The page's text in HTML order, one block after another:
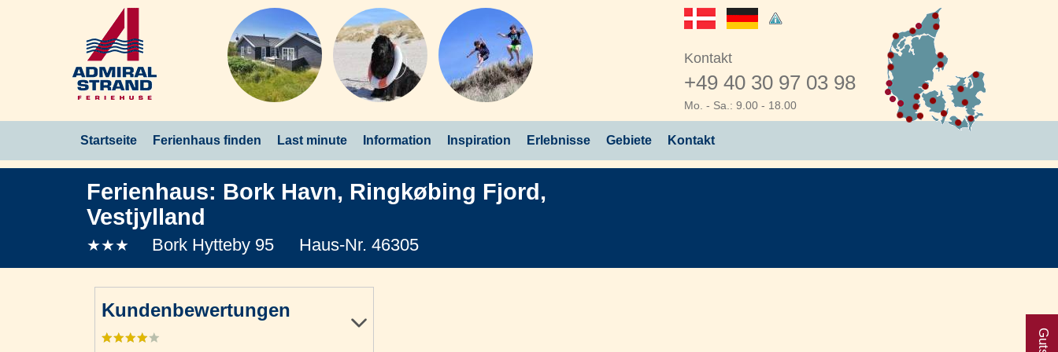
Kontakt
+49 40 30 97 03 98
Mo. - Sa.: 9.00 - 18.00
Startseite Ferienhaus finden Last minute Information Inspiration Erlebnisse Gebiete Kontakt
Ferienhaus: Bork Havn, Ringkøbing Fjord,
Vestjylland
★★★ Bork Hytteby 95 Haus-Nr. 46305
Kundenbewertungen